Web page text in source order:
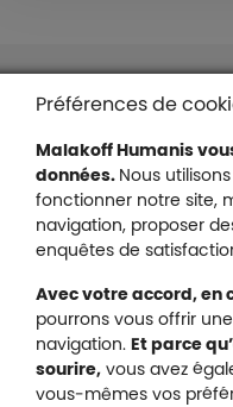
Liens en bas de page
Accessibilité :
Protection des
Nous contacter
Plan du site
Gestion des cookies
Préférences de
Malakoff Humanis
données. Nous
fonctionner notre site,
navigation, proposer
enquêtes de
Avec votre accord,
pourrons vous offrir
navigation. Et parce
sourire, vous avez
vous-mêmes vos